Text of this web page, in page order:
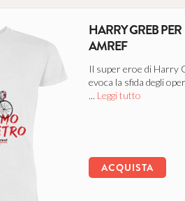
nei luoghi più caldi
HARRY GREB PER
AMREF
Il super eroe di Harry
evoca la sfida degli
... Leggi tutto
ACQUISTA